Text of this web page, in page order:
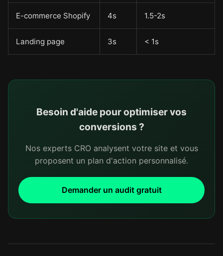
E-commerce Shopify 4s 1.5-2s
Landing page 3s < 1s
Besoin d'aide pour optimiser vos
conversions ?
Nos experts CRO analysent votre site et vous
proposent un plan d'action personnalisé.
Demander un audit gratuit